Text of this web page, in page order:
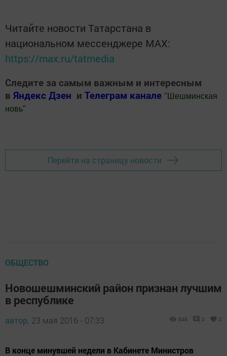
Читайте новости Татарстана в
национальном мессенджере MАХ:
https://max.ru/tatmedia
Следите за самым важным и интересным
в Яндекс Дзен и Телеграм канале " Шешминская
новь"
Перейти на страницу новости
ОБЩЕСТВО
Новошешминский район признан лучшим
в республике
автор, 23 мая 2016 - 07:33 848 0 0
В конце минувшей недели в Кабинете Министров